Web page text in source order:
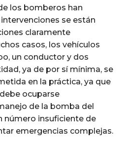
los bomberos han
se están
claramente
casos, los vehículos
un conductor y dos
ya de por sí mínima, se
en la práctica, ya que
ocuparse
de la bomba del
número insuficiente de
emergencias complejas.